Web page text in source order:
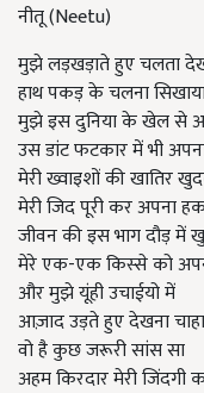
नीतू (Neetu)
मुझे लड़खड़ाते हुए चलता
हाथ पकड़ के चलना
मुझे इस दुनिया के खेल से
उस डांट फटकार में भी
मेरी ख्वाइशों की खातिर
मेरी जिद पूरी कर अपना
जीवन की इस भाग दौड़
मेरे एक-एक किस्से को
और मुझे यूंही उचाईयो में
आज़ाद उड़ते हुए देखना
वो है कुछ जरूरी सांस सा
अहम किरदार मेरी जिंदगी